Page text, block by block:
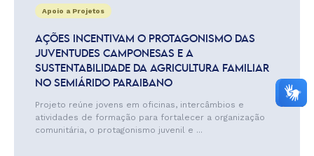
Apoio a Projetos
AÇÕES INCENTIVAM O PROTAGONISMO DAS
JUVENTUDES CAMPONESAS E A
SUSTENTABILIDADE DA AGRICULTURA FAMILIAR
NO SEMIÁRIDO PARAIBANO
Projeto reúne jovens em oficinas, intercâmbios e
atividades de formação para fortalecer a organização
comunitária, o protagonismo juvenil e ...